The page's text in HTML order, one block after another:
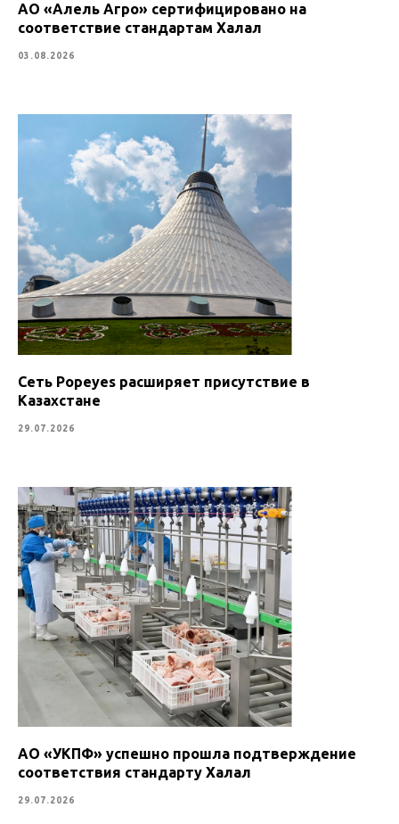
АО «Алель Агро» сертифицировано на
соответствие стандартам Халал
03.08.2026
Сеть Popeyes расширяет присутствие в
Казахстане
29.07.2026
АО «УКПФ» успешно прошла подтверждение
соответствия стандарту Халал
29.07.2026